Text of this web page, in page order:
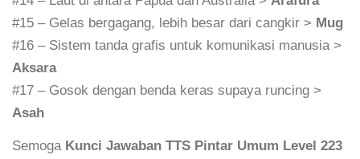
#15 – Gelas bergagang, lebih besar dari cangkir > Mug
#16 – Sistem tanda grafis untuk komunikasi manusia >
Aksara
#17 – Gosok dengan benda keras supaya runcing >
Asah
Semoga Kunci Jawaban TTS Pintar Umum Level 223